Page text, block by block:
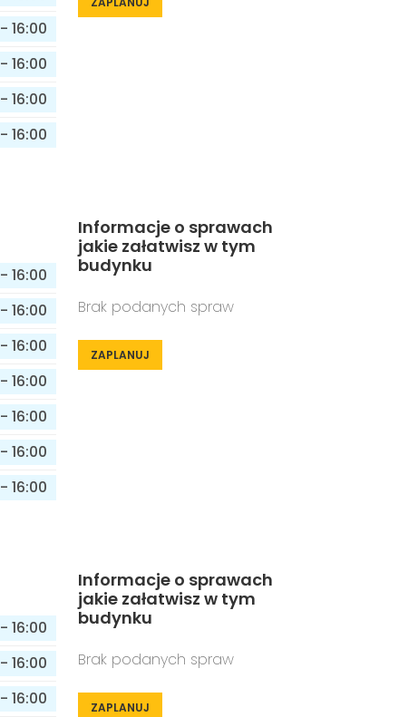
- 16:00
- 16:00
- 16:00
- 16:00
- 16:00
- 16:00
- 16:00
- 16:00
- 16:00
- 16:00
- 16:00
Informacje o sprawach
jakie załatwisz w tym
budynku
Brak podanych spraw
ZAPLANUJ
- 16:00
- 16:00
- 16:00
Informacje o sprawach
jakie załatwisz w tym
budynku
Brak podanych spraw
ZAPLANUJ